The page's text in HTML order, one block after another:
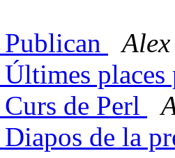
de Perl
de la